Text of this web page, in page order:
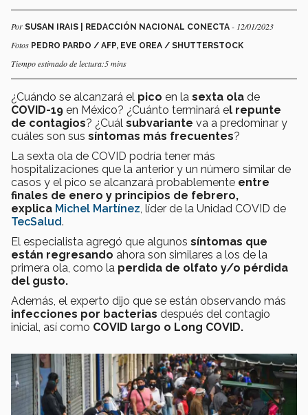
Por SUSAN IRAIS | REDACCIÓN NACIONAL CONECTA - 12/01/2023
Fotos PEDRO PARDO / AFP, EVE OREA / SHUTTERSTOCK
Tiempo estimado de lectura:5 mins
¿Cuándo se alcanzará el pico en la sexta ola de
COVID-19 en México? ¿Cuánto terminará el repunte
de contagios? ¿Cuál subvariante va a predominar y
cuáles son sus síntomas más frecuentes?
La sexta ola de COVID podría tener más
hospitalizaciones que la anterior y un número similar de
casos y el pico se alcanzará probablemente entre
finales de enero y principios de febrero,
explica Michel Martínez , líder de la Unidad COVID de
TecSalud.
El especialista agregó que algunos síntomas que
están regresando ahora son similares a los de la
primera ola, como la perdida de olfato y/o pérdida
del gusto.
Además, el experto dijo que se están observando más
infecciones por bacterias después del contagio
inicial, así como COVID largo o Long COVID.